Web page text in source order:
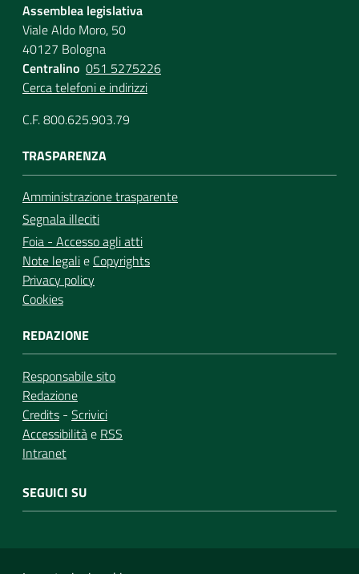
Assemblea legislativa
Viale Aldo Moro, 50
40127 Bologna
Centralino 051 5275226
Cerca telefoni e indirizzi
C.F. 800.625.903.79
TRASPARENZA
Amministrazione trasparente
Segnala illeciti
Foia - Accesso agli atti
Note legalie Copyrights
Privacy policy
Cookies
REDAZIONE
Responsabile sito
Redazione
Credits - Scrivici
Accessibilitàe RSS
Intranet
SEGUICI SU